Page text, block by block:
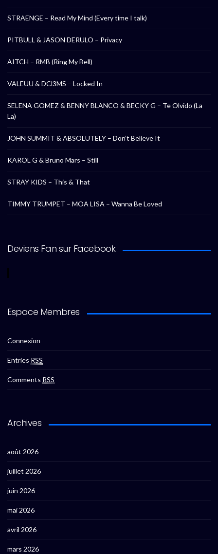
STRAENGE – Read My Mind (Every time I talk)
PITBULL & JASON DERULO – Privacy
AITCH – RMB (Ring My Bell)
VALEUU & DCl3MS – Locked In
SELENA GOMEZ & BENNY BLANCO & BECKY G – Te Olvido (La
La)
JOHN SUMMIT & ABSOLUTELY – Don’t Believe It
KAROL G & Bruno Mars – Still
STRAY KIDS – This & That
TIMMY TRUMPET – MOA LISA – Wanna Be Loved
Deviens Fan sur Facebook
Espace Membres
Connexion
Entries RSS
Comments RSS
Archives
août 2026
juillet 2026
juin 2026
mai 2026
avril 2026
mars 2026